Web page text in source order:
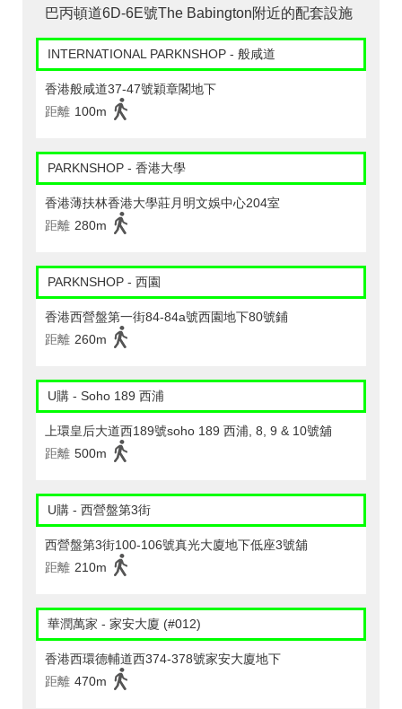
巴丙頓道6D-6E號The Babington附近的配套設施
INTERNATIONAL PARKNSHOP - 般咸道
香港般咸道37-47號穎章閣地下
距離 100m
PARKNSHOP - 香港大學
香港薄扶林香港大學莊月明文娛中心204室
距離 280m
PARKNSHOP - 西園
香港西營盤第一街84-84a號西園地下80號鋪
距離 260m
U購 - Soho 189 西浦
上環皇后大道西189號soho 189 西浦, 8, 9 & 10號舖
距離 500m
U購 - 西營盤第3街
西營盤第3街100-106號真光大廈地下低座3號舖
距離 210m
華潤萬家 - 家安大廈 (#012)
香港西環德輔道西374-378號家安大廈地下
距離 470m